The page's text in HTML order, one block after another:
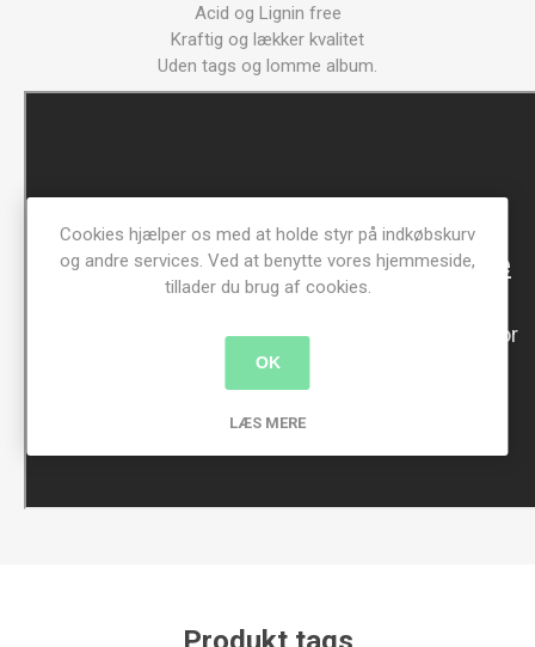
Acid og Lignin free
Kraftig og lækker kvalitet
Uden tags og lomme album.
Cookies hjælper os med at holde styr på indkøbskurv
og andre services. Ved at benytte vores hjemmeside,
tillader du brug af cookies.
OK
LÆS MERE